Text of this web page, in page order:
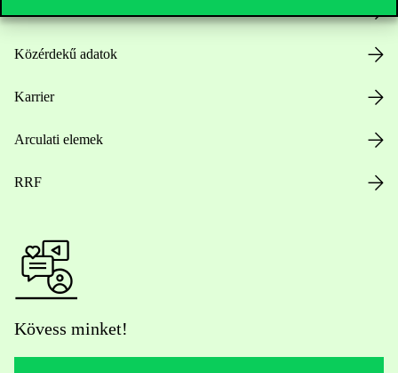
Közérdekű adatok
Karrier
Arculati elemek
RRF
Kövess minket!